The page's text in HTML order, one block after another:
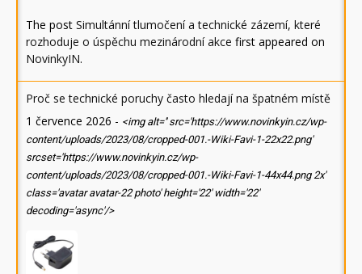
The post Simultánní tlumočení a technické zázemí, které
rozhoduje o úspěchu mezinárodní akce first appeared on
NovinkyIN.
Proč se technické poruchy často hledají na špatném místě
1 července 2026 - <img alt='' src='https://www.novinkyin.cz/wp-
content/uploads/2023/08/cropped-001.-Wiki-Favi-1-22x22.png'
srcset='https://www.novinkyin.cz/wp-
content/uploads/2023/08/cropped-001.-Wiki-Favi-1-44x44.png 2x'
class='avatar avatar-22 photo' height='22' width='22'
decoding='async'/>